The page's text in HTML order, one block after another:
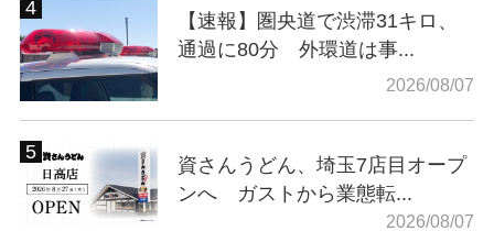
【速報】圏央道で渋滞31キロ、
通過に80分 外環道は事...
2026/08/07
資さんうどん、埼玉7店目オープ
ンへ ガストから業態転...
2026/08/07